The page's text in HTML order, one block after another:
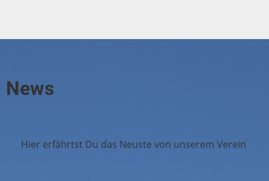
News
Hier erfährtst Du das Neuste von unserem Verein